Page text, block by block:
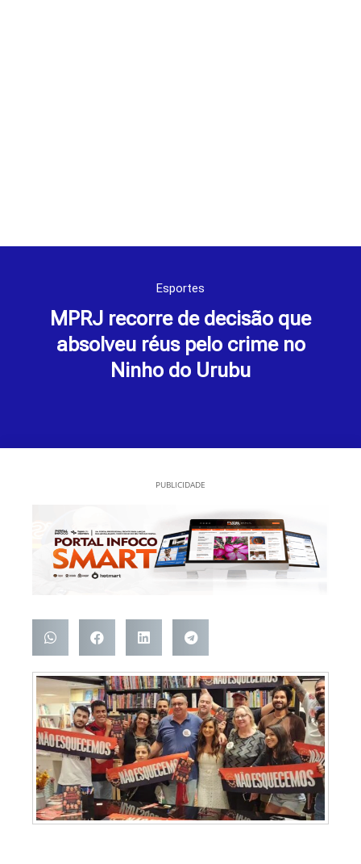
Esportes
MPRJ recorre de decisão que
absolveu réus pelo crime no
Ninho do Urubu
PUBLICIDADE